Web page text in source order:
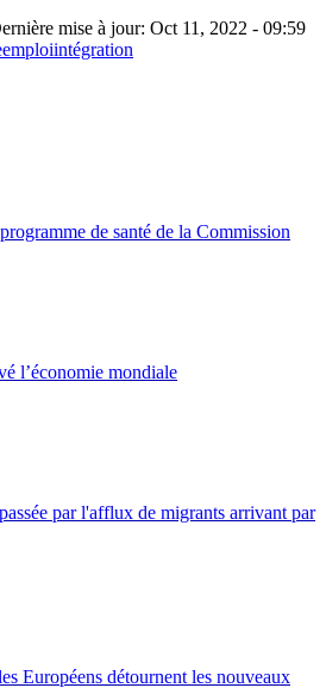
mise à jour: Oct 11, 2022 - 09:59
emploiintégration
de santé de la Commission
l’économie mondiale
par l'afflux de migrants arrivant par
Européens détournent les nouveaux